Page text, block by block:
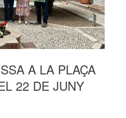
A LA PLAÇA
22 DE JUNY